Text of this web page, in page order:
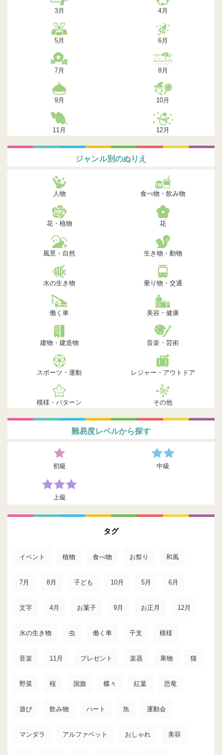
3月 4月
5月 6月
7月 8月
9月 10月
11月 12月
ジャンル別のぬりえ
人物 食べ物・飲み物
花・植物 花
風景・自然 生き物・動物
水の生き物 乗り物・交通
働く車 美容・健康
建物・建造物 音楽・芸術
スポーツ・運動 レジャー・アウトドア
模様・パターン その他
難易度レベルから探す
初級 中級
上級
タグ
イベント 植物 食べ物 お祭り 和風
7月 8月 子ども 10月 5月 6月
文字 4月 お菓子 9月 お正月 12月
水の生き物 虫 働く車 干支 模様
音楽 11月 プレゼント 楽器 果物 猫
野菜 桜 国旗 蝶々 紅葉 恐竜
遊び 飲み物 ハート 魚 運動会
マンダラ アルファベット おしゃれ 美容